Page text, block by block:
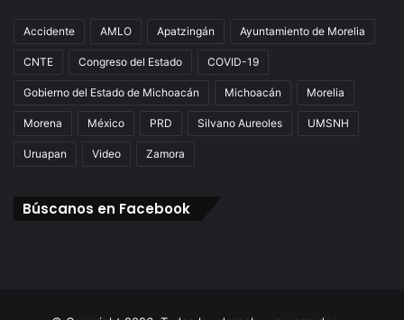
Accidente AMLO Apatzingán Ayuntamiento de Morelia
CNTE Congreso del Estado COVID-19
Gobierno del Estado de Michoacán Michoacán Morelia
Morena México PRD Silvano Aureoles UMSNH
Uruapan Video Zamora
Búscanos en Facebook